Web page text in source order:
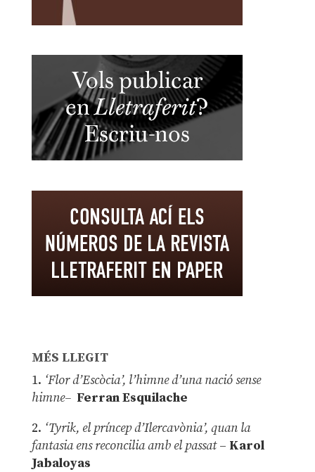
MÉS LLEGIT
1. ‘Flor d’Escòcia’, l’himne d’una nació sense
himne– Ferran Esquilache
2. ‘Tyrik, el príncep d’Ilercavònia’, quan la
fantasia ens reconcilia amb el passat– Karol
Jabaloyas